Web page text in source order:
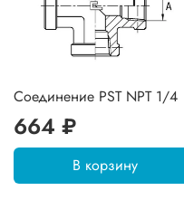
Соединение PST NPT 1/4
664 ₽
В корзину